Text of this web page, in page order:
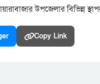
উপজেলার বিভিন্ন
Copy Link